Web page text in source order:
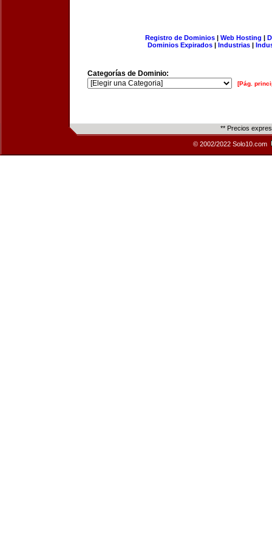
Registro de Dominios| Web Hosting |
Dominios Expirados | Industrias |
Categorías de Dominio:
[Pág.
** Precios
© 2002/2022 Solo10.com